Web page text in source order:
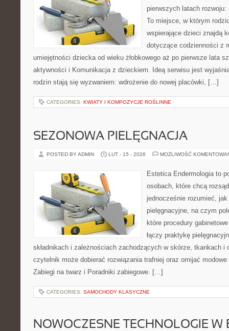
pierwszych latach
To miejsce, w którym
wspierające dzieci znajdą
dotyczące codzienności z
umiejętności dziecka od wieku żłobkowego aż po pierwsze lata
aktywności i Komunikacja z dzieckiem. Ideą serwisu jest
rodzin stają się wyzwaniem: wdrożenie do nowej placówki, […]
CATEGORIES: KWIATY I KOMPOZYCJE ROŚLINNE
SEZONOWA PIELĘGNACJA
POSTED BY ADMIN LUT - 15 - 2026 MOŻLIWOŚĆ
Estetica Endermologia to
osobach, które chcą
jednocześnie rozumieć, jak
pielęgnacyjne, na czym
które procedury
łączy praktykę
składnikach i zależnościach zachodzących w skórze, tkankach i
czytelnik może dobierać rozwiązania trafniej oraz omijać modowe
Zabiegi na twarz i Poradniki zabiegowe. […]
CATEGORIES: SAMOCHODY KLASYCZNE
NOWOCZESNE TECHNOLOGIE W